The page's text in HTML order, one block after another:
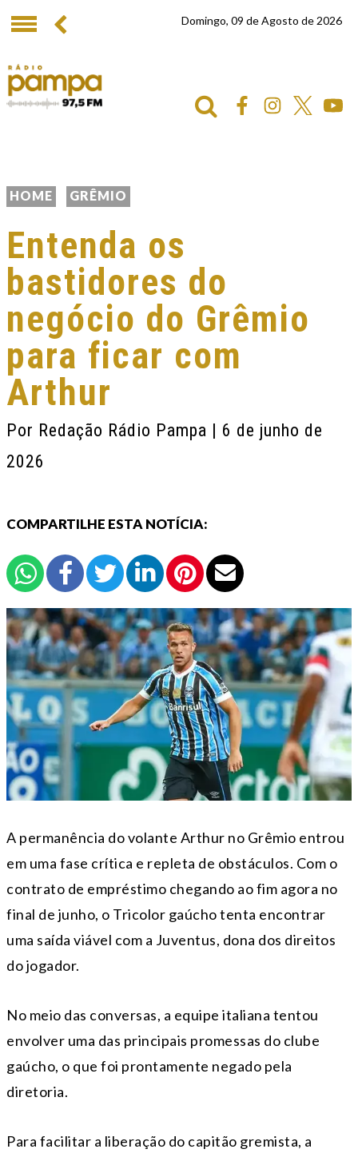
Domingo, 09 de Agosto de 2026
HOME GRÊMIO
Entenda os
bastidores do
negócio do Grêmio
para ficar com
Arthur
Por Redação Rádio Pampa | 6 de junho de
2026
COMPARTILHE ESTA NOTÍCIA:
A permanência do volante Arthur no Grêmio entrou
em uma fase crítica e repleta de obstáculos. Com o
contrato de empréstimo chegando ao fim agora no
final de junho, o Tricolor gaúcho tenta encontrar
uma saída viável com a Juventus, dona dos direitos
do jogador.
No meio das conversas, a equipe italiana tentou
envolver uma das principais promessas do clube
gaúcho, o que foi prontamente negado pela
diretoria.
Para facilitar a liberação do capitão gremista, a